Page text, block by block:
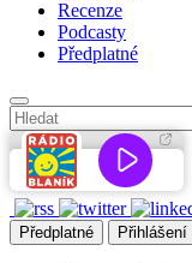
Recenze
Podcasty
Předplatné
Předplatné Přihlášení